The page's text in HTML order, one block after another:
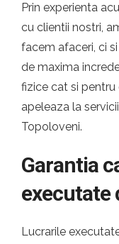
Prin experienta
cu clientii nostri,
facem afaceri, ci
de maxima
fizice cat si
apeleaza la
Topoloveni.
Garantia
executate
Lucrarile